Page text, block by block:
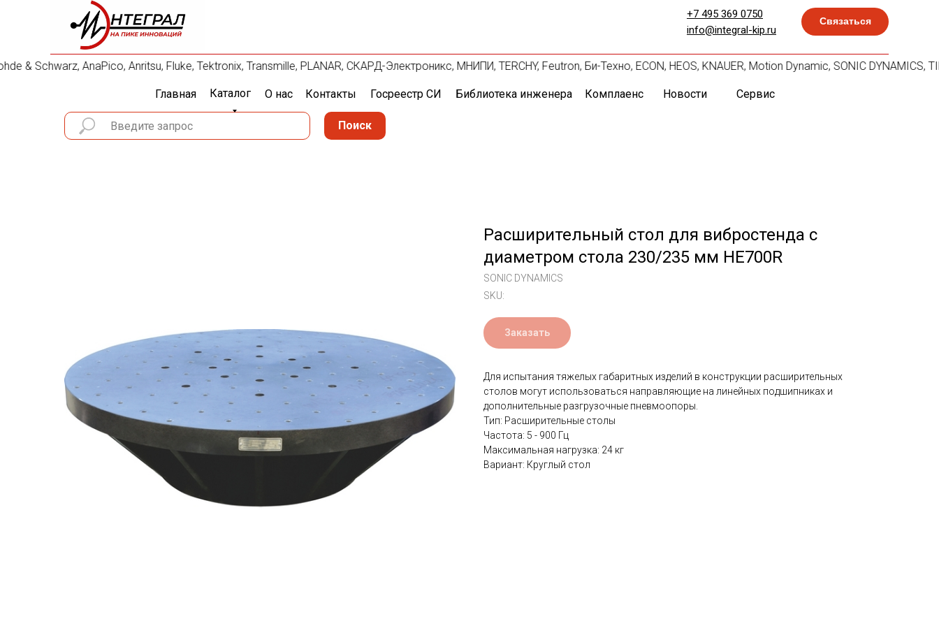
Связаться
+7 495 369 0750
info@integral-kip.ru
Schwarz, AnaPico, Anritsu, Fluke, Tektronix, Transmille, PLANAR, СКАРД-Электроникс, МНИПИ, TERCHY, Feutron, Би-Техно, ECON, HEOS, KNAUER, Motion Dynamic, SONIC DYNAMICS,
Главная Каталог О нас Контакты Госреестр СИ Библиотека инженера Комплаенс Новости Сервис
Поиск
Расширительный стол для вибростенда с
диаметром стола 230/235 мм HE700R
SONIC DYNAMICS
SKU:
Заказать
Для испытания тяжелых габаритных изделий в конструкции расширительных
столов могут использоваться направляющие на линейных подшипниках и
дополнительные разгрузочные пневмоопоры.
Тип: Расширительные столы
Частота: 5 - 900 Гц
Максимальная нагрузка: 24 кг
Вариант: Круглый стол